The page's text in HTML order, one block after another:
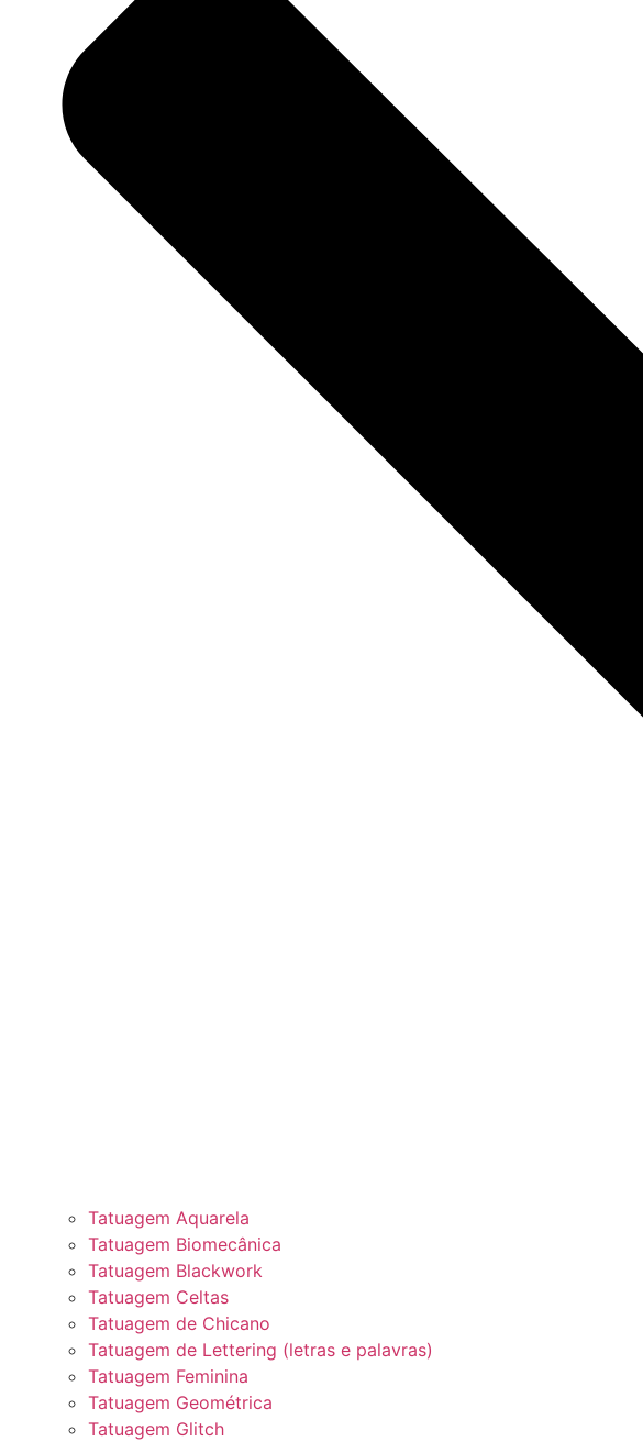
Tatuagem Aquarela
Tatuagem Biomecânica
Tatuagem Blackwork
Tatuagem Celtas
Tatuagem de Chicano
Tatuagem de Lettering (letras e palavras)
Tatuagem Feminina
Tatuagem Geométrica
Tatuagem Glitch